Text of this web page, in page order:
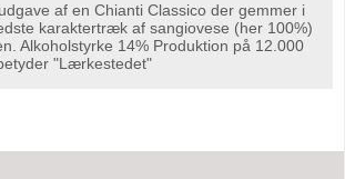
af en Chianti Classico der gemmer i
karaktertræk af sangiovese (her 100%)
Alkoholstyrke 14% Produktion på 12.000
"Lærkestedet"